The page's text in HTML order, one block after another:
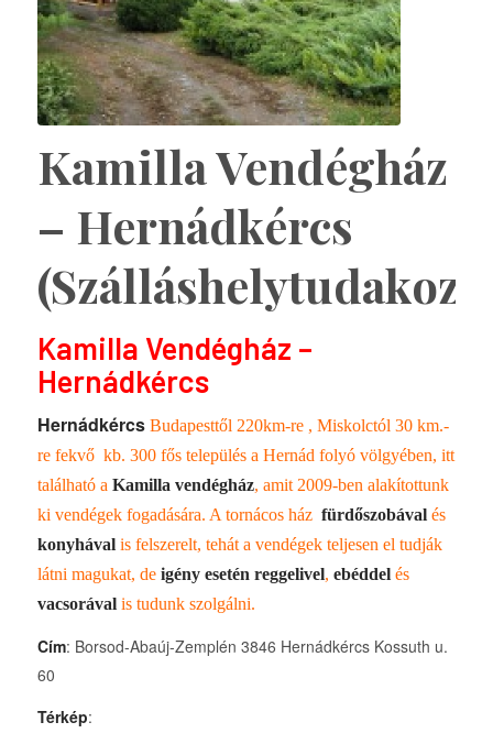
Kamilla Vendégház
– Hernádkércs
Kamilla Vendégház –
Hernádkércs
HernádkércsBudapesttől 220km-re , Miskolctól 30 km.-
re fekvő kb. 300 fős település a Hernád folyó völgyében, itt
található a Kamilla vendégház, amit 2009-ben alakítottunk
ki vendégek fogadására. A tornácos ház fürdőszobávalés
konyhávalis felszerelt, tehát a vendégek teljesen el tudják
látni magukat, deigény esetén reggelivel, ebéddelés
vacsorávalis tudunk szolgálni.
Cím: Borsod-Abaúj-Zemplén 3846 Hernádkércs Kossuth u.
60
Térkép: